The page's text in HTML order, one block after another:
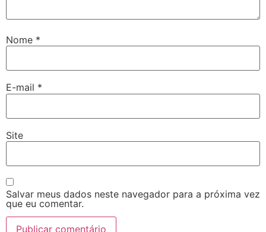
Nome *
E-mail *
Site
Salvar meus dados neste navegador para a próxima vez
que eu comentar.